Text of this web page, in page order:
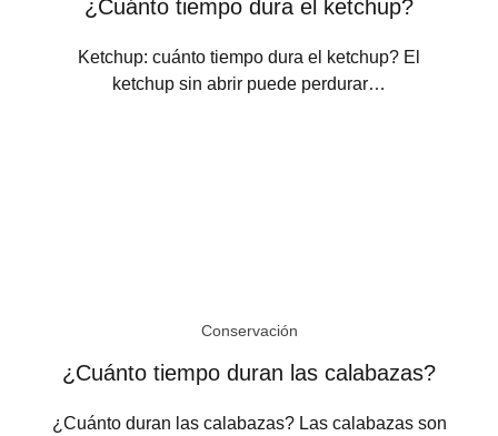
¿Cuánto tiempo dura el ketchup?
Ketchup: cuánto tiempo dura el ketchup? El
ketchup sin abrir puede perdurar…
Conservación
¿Cuánto tiempo duran las calabazas?
¿Cuánto duran las calabazas? Las calabazas son